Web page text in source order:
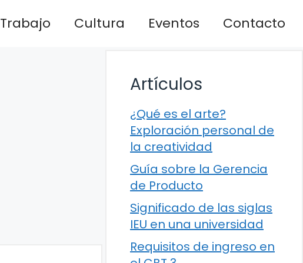
Trabajo Cultura Eventos Contacto
Artículos
¿Qué es el arte?
Exploración personal de
la creatividad
Guía sobre la Gerencia
de Producto
Significado de las siglas
IEU en una universidad
Requisitos de ingreso en